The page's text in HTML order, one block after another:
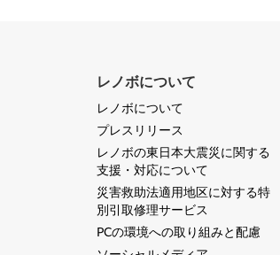
レノボについて
レノボについて
プレスリリース
レノボの東日本大震災に関する
支援・対応について
災害救助法適用地区に対する特
別引取修理サービス
PCの環境への取り組みと配慮